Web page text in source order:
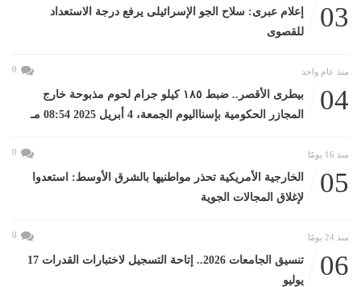
03
إعلام عبرى: سلاح الجو الإسرائيلى يرفع درجة الاستعداد
للقصوى
منذ عام واحد 0
04
بيطرى الأقصر.. ضبط ١٨٥ كيلو جرام لحوم مذبوحة خارج
المجازر الحكومية بإسنااليوم الجمعة، 4 أبريل 2025 08:54 مـ
منذ 16 يومًا 0
05
الخارجية الأمريكية تحذر مواطنيها بالشرق الأوسط: استعدوا
لإغلاق المجالات الجوية
منذ 24 يومًا 0
06
تنسيق الجامعات 2026.. إتاحة التسجيل لاختبارات القدرات 17
يوليو